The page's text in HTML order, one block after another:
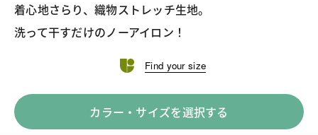
着心地さらり、織物ストレッチ生地。
洗って干すだけのノーアイロン！
Find your size
カラー・サイズを選択する